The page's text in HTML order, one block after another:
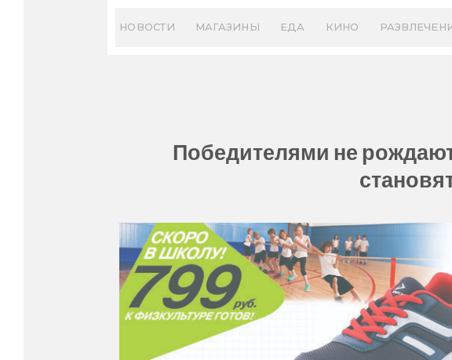
НОВОСТИ МАГАЗИНЫ ЕДА КИНО
Победителями не